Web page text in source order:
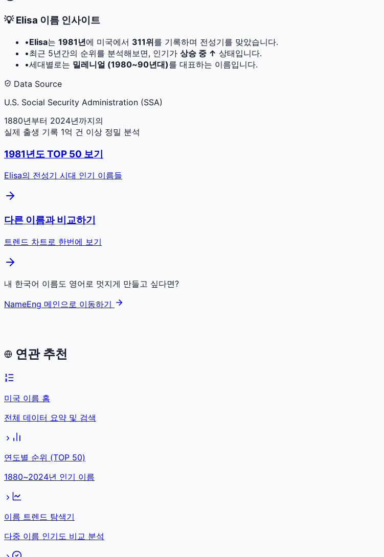
💡Elisa 이름 인사이트
•Elisa는 1981 년에 미국에서 311위를 기록하며 전성기를 맞았습니다.
•최근 5년간의 순위를 분석해보면, 인기가 상승 중 ↑ 상태입니다.
•세대별로는 밀레니얼 (1980~90년대)를 대표하는 이름입니다.
Data Source
U.S. Social Security Administration (SSA)
1880년부터 2024년까지의
실제 출생 기록 1억 건 이상 정밀 분석
1981년도 TOP 50 보기
Elisa의 전성기 시대 인기 이름들
다른 이름과 비교하기
트렌드 차트로 한번에 보기
내 한국어 이름도 영어로 멋지게 만들고 싶다면?
NameEng 메인으로 이동하기
연관 추천
미국 이름 홈
전체 데이터 요약 및 검색
연도별 순위 (TOP 50)
1880~2024년 인기 이름
이름 트렌드 탐색기
다중 이름 인기도 비교 분석